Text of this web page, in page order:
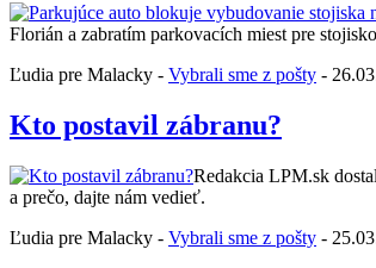
Florián a zabratím parkovacích miest pre
Ľudia pre Malacky - Vybrali sme z pošty -
Kto postavil zábranu?
Redakcia LPM.sk
a prečo, dajte nám vedieť.
Ľudia pre Malacky - Vybrali sme z pošty -